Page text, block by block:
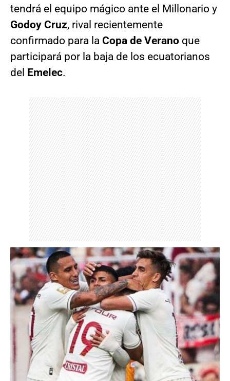
tendrá el equipo mágico ante el Millonario y
Godoy Cruz, rival recientemente
confirmado para la Copa de Verano que
participará por la baja de los ecuatorianos
del Emelec.